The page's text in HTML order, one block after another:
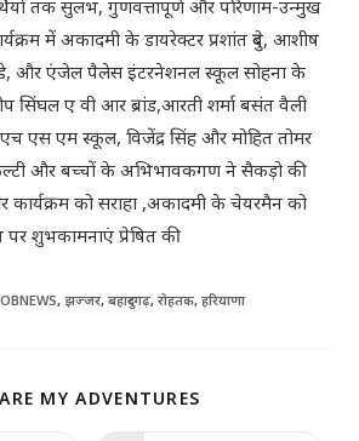
तक सुलभ, गुणवत्तापूर्ण और परिणाम-उन्मुख
में अकादमी के डायरेक्टर प्रशांत दुबे, आशीष
और एंजेल पैलेस इंटरनेशनल स्कूल सोहना के
सिंघल ए वी आर ब्रांड,आरती शर्मा बसंत वैली
एस एम स्कूल, विजेंद्र सिंह और मोहित तोमर
और बच्चों के अभिभावकगण ने सैकड़ो की
कार्यक्रम को सराहा ,अकादमी के चेयरमैन को
शुभकामनाएं प्रेषित की
, झज्जर, बहादुरगढ़, रोहतक, हरियाणा
MY ADVENTURES